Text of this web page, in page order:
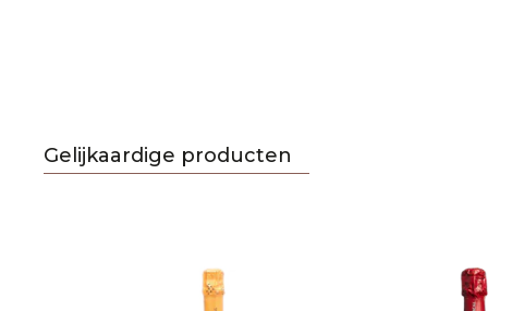
Gelijkaardige producten